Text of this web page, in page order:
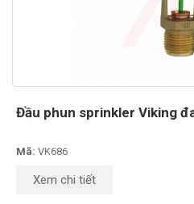
Đầu phun sprinkler Viking
Mã: VK686
Xem chi tiết